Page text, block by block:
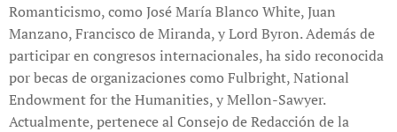
Romanticismo, como José María Blanco White, Juan
Manzano, Francisco de Miranda, y Lord Byron. Además de
participar en congresos internacionales, ha sido reconocida
por becas de organizaciones como Fulbright, National
Endowment for the Humanities, y Mellon-Sawyer.
Actualmente, pertenece al Consejo de Redacción de la